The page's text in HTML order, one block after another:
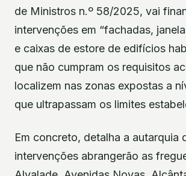
de Ministros n.º 58/2025, vai
intervenções em “fachadas,
e caixas de estore de edifícios
que não cumpram os requisitos
localizem nas zonas expostas a
que ultrapassam os limites
Em concreto, detalha a autarquia
intervenções abrangerão as